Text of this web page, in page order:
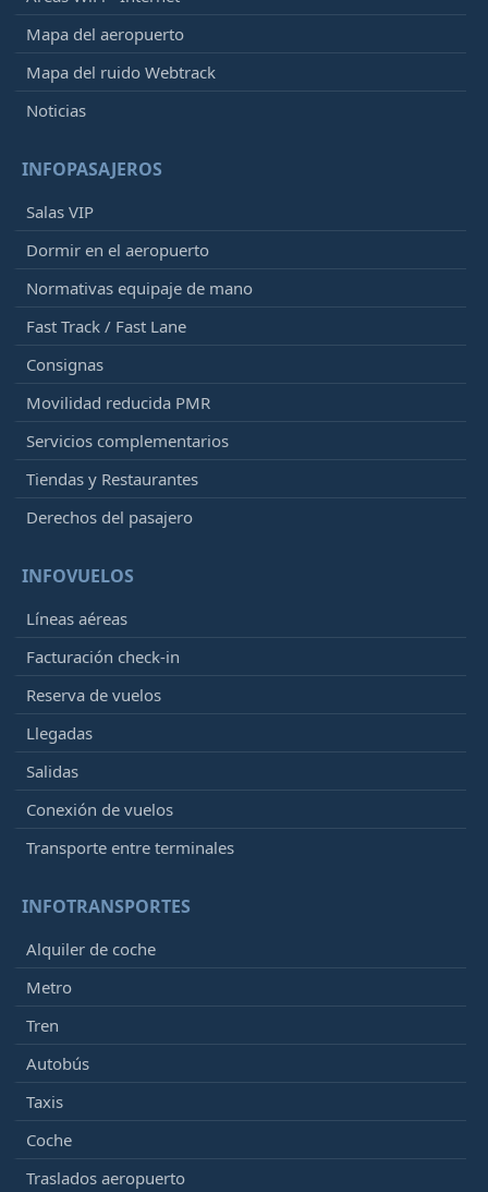
Mapa del aeropuerto
Mapa del ruido Webtrack
Noticias
INFOPASAJEROS
Salas VIP
Dormir en el aeropuerto
Normativas equipaje de mano
Fast Track / Fast Lane
Consignas
Movilidad reducida PMR
Servicios complementarios
Tiendas y Restaurantes
Derechos del pasajero
INFOVUELOS
Líneas aéreas
Facturación check-in
Reserva de vuelos
Llegadas
Salidas
Conexión de vuelos
Transporte entre terminales
INFOTRANSPORTES
Alquiler de coche
Metro
Tren
Autobús
Taxis
Coche
Traslados aeropuerto